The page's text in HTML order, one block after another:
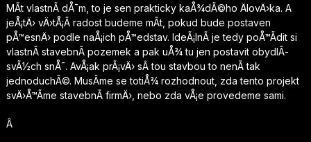
MÃ­t vlastnÃ­ dÅ¯m, to je sen prakticky kaÅ¾dÃ©ho ÄlovÄ›ka. A
jeÅ¡tÄ› vÄ›tÅ¡Ã­ radost budeme mÃ­t, pokud bude postaven
pÅ™esnÄ› podle naÅ¡ich pÅ™edstav. IdeÃ¡lnÃ­ je tedy poÅ™Ã­dit si
vlastnÃ­ stavebnÃ­ pozemek a pak uÅ¾ tu jen postavit obydlÃ­
svÃ½ch snÅ¯. AvÅ¡ak prÃ¡vÄ› sÂ tou stavbou to nenÃ­ tak
jednoduchÃ©. MusÃ­me se totiÅ¾ rozhodnout, zda tento projekt
svÄ›Å™Ã­me stavebnÃ­ firmÄ›, nebo zda vÅ¡e provedeme sami.
Â